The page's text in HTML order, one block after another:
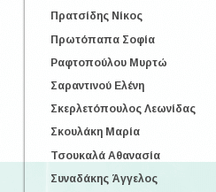
Πρατσίδης Νίκος
Πρωτόπαπα Σοφία
Ραφτοπούλου Μυρτώ
Σαραντινού Ελένη
Σκερλετόπουλος Λεωνίδας
Σκουλάκη Μαρία
Τσουκαλά Αθανασία
Συναδάκης Άγγελος